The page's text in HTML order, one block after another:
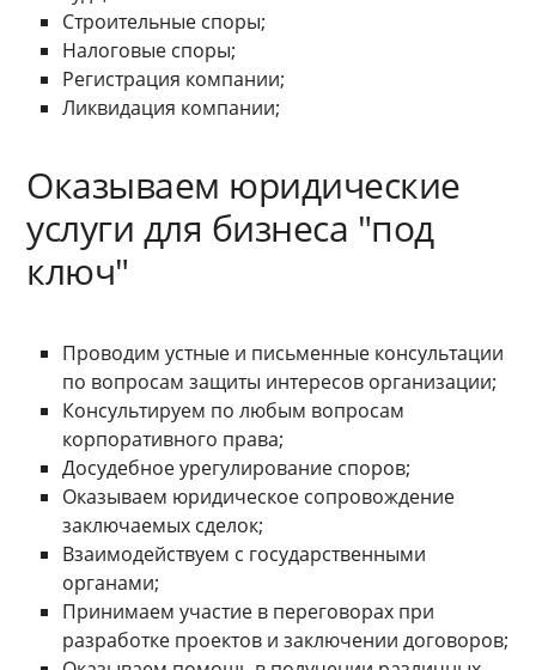
Строительные споры;
Налоговые споры;
Регистрация компании;
Ликвидация компании;
Оказываем юридические
услуги для бизнеса "под
ключ"
Проводим устные и письменные консультации
по вопросам защиты интересов организации;
Консультируем по любым вопросам
корпоративного права;
Досудебное урегулирование споров;
Оказываем юридическое сопровождение
заключаемых сделок;
Взаимодействуем с государственными
органами;
Принимаем участие в переговорах при
разработке проектов и заключении договоров;